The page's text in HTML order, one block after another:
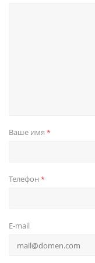
Ваше имя *
Телефон *
E-mail